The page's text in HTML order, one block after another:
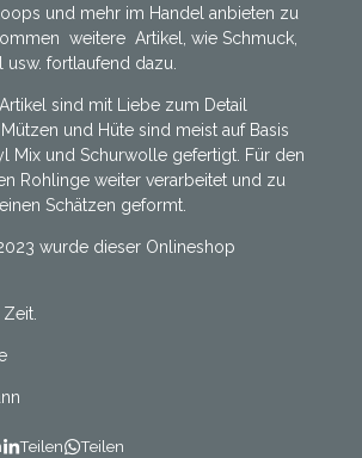
und mehr im Handel anbieten zu
weitere Artikel, wie Schmuck,
usw. fortlaufend dazu.
sind mit Liebe zum Detail
und Hüte sind meist auf Basis
Mix und Schurwolle gefertigt. Für den
Rohlinge weiter verarbeitet und zu
Schätzen geformt.
wurde dieser Onlineshop
Teilen Teilen